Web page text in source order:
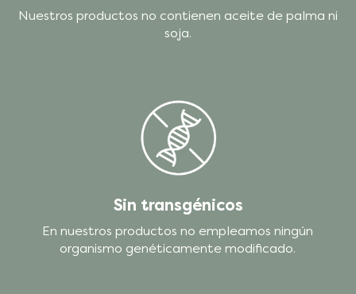
Nuestros productos no contienen aceite de palma ni
soja.
Sin transgénicos
En nuestros productos no empleamos ningún
organismo genéticamente modificado.